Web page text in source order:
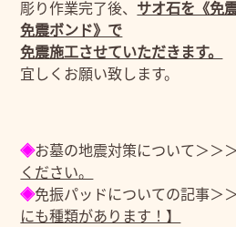
彫り作業完了後、 サオ石を《免
免震ボンド》で
免震施工させていただきます。
宜しくお願い致します。
◈お墓の地震対策について＞＞
ください。
◈免振パッドについての記事＞
にも種類があります！】